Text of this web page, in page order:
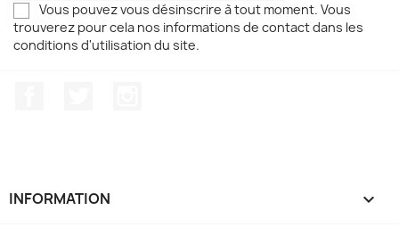
Vous pouvez vous désinscrire à tout moment. Vous
trouverez pour cela nos informations de contact dans les
conditions d'utilisation du site.
INFORMATION 